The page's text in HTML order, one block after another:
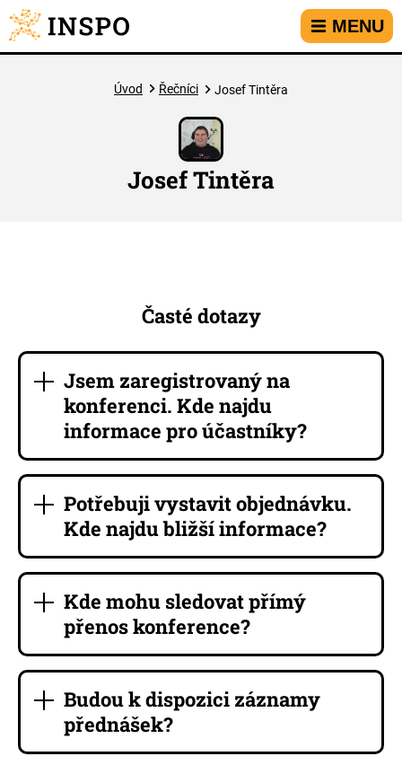
Přejít na hlavní menu
Přejít na obsah
Přejít na kontakt
MENU
Úvod Řečníci Josef Tintěra
Josef Tintěra
Časté dotazy
Jsem zaregistrovaný na
konferenci. Kde najdu
informace pro účastníky?
Potřebuji vystavit objednávku.
Kde najdu bližší informace?
Kde mohu sledovat přímý
přenos konference?
Budou k dispozici záznamy
přednášek?